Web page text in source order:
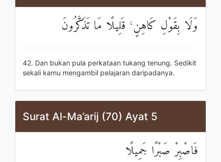
وَلَا بِقَوْلِ كَاهِنٍ ۚ قَلِيلًا مَا تَذَكَّرُونَ
42. Dan bukan pula perkataan tukang tenung. Sedikit
sekali kamu mengambil pelajaran daripadanya.
Surat Al-Ma’arij (70) Ayat 5
فَاصْبِرْ صَبْرًا جَمِيلًا